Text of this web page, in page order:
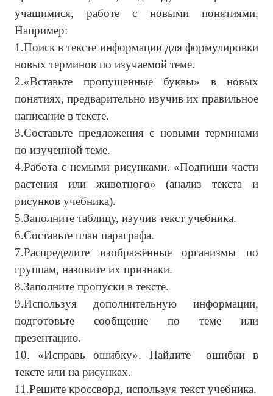
учащимися, работе с новыми понятиями.
Например:
1.Поиск в тексте информации для формулировки
новых терминов по изучаемой теме.
2.«Вставьте пропущенные буквы» в новых
понятиях, предварительно изучив их правильное
написание в тексте.
3.Составьте предложения с новыми терминами
по изученной теме.
4.Работа с немыми рисунками. «Подпиши части
растения или животного» (анализ текста и
рисунков учебника).
5.Заполните таблицу, изучив текст учебника.
6.Составьте план параграфа.
7.Распределите изображённые организмы по
группам, назовите их признаки.
8.Заполните пропуски в тексте.
9.Используя дополнительную информации,
подготовьте сообщение по теме или
презентацию.
10. «Исправь ошибку». Найдите ошибки в
тексте или на рисунках.
11.Решите кроссворд, используя текст учебника.